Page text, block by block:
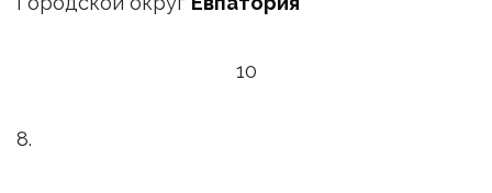
10
8.